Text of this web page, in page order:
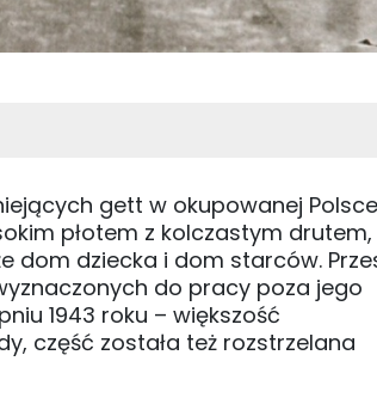
gett w okupowanej
płotem z kolczastym drutem,
dom dziecka i dom starców.
do pracy poza jego
1943 roku – większość
część została też rozstrzelana